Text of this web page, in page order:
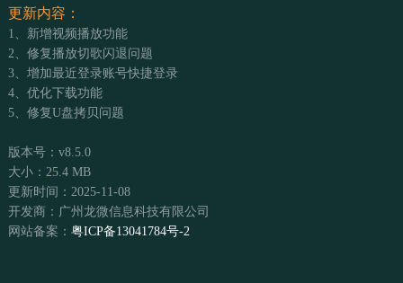
更新内容：
1、新增视频播放功能
2、修复播放切歌闪退问题
3、增加最近登录账号快捷登录
4、优化下载功能
5、修复U盘拷贝问题
版本号：v8.5.0
大小：25.4 MB
更新时间：2025-11-08
开发商：广州龙微信息科技有限公司
网站备案： 粤ICP备13041784号-2